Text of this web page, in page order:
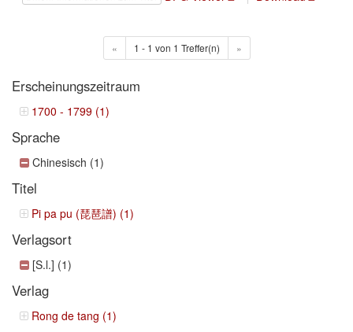
« 1 - 1 von 1 Treffer(n) »
Erscheinungszeitraum
1700 - 1799 (1)
Sprache
Chinesisch (1)
Titel
Pi pa pu (琵琶譜) (1)
Verlagsort
[S.l.] (1)
Verlag
Rong de tang (1)